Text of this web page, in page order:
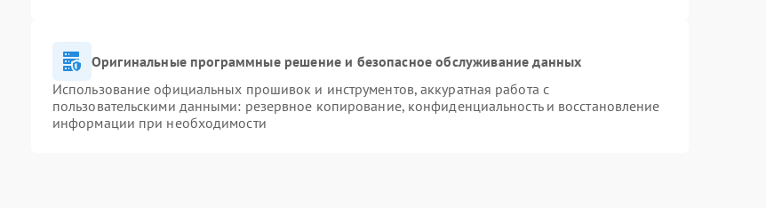
Оригинальные программные решение и безопасное обслуживание данных
Использование официальных прошивок и инструментов, аккуратная работа с
пользовательскими данными: резервное копирование, конфиденциальность и восстановление
информации при необходимости